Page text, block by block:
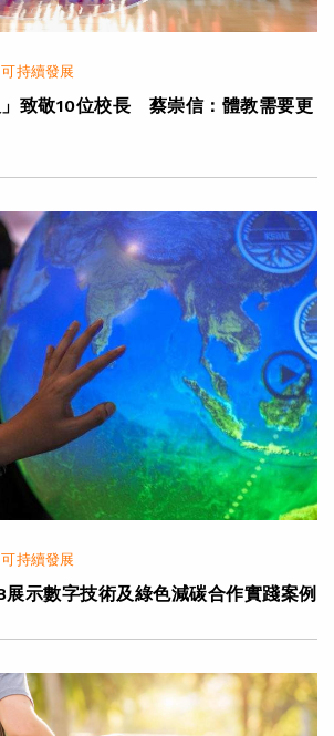
可持續發展
致敬10位校長 蔡崇信：體教需要更
可持續發展
示數字技術及綠色減碳合作實踐案例